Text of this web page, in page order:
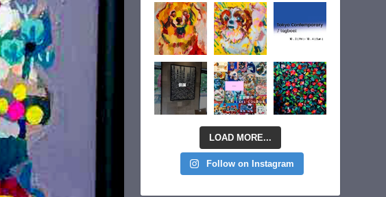
LOAD MORE...
Follow on Instagram